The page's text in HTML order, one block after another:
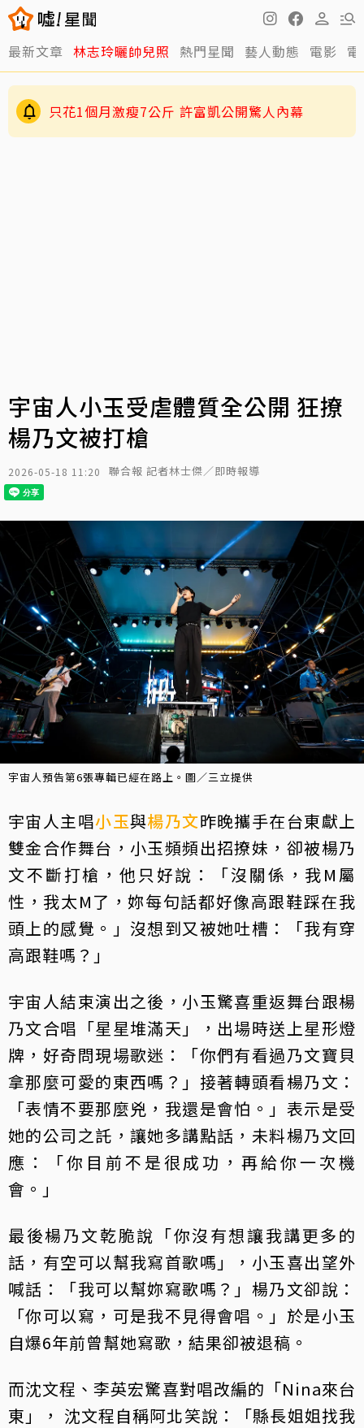
最新文章 林志玲曬帥兒照 熱門星聞 藝人動態 電影
只花1個月激瘦7公斤 許富凱公開驚人內幕
宇宙人小玉受虐體質全公開 狂撩
楊乃文被打槍
2026-05-18 11:20 聯合報 記者林士傑／即時報導
宇宙人預告第6張專輯已經在路上。圖／三立提供
宇宙人主唱小玉與楊乃文昨晚攜手在台東獻上
雙金合作舞台，小玉頻頻出招撩妹，卻被楊乃
文不斷打槍，他只好說：「沒關係，我M屬
性，我太M了，妳每句話都好像高跟鞋踩在我
頭上的感覺。」沒想到又被她吐槽：「我有穿
高跟鞋嗎？」
宇宙人結束演出之後，小玉驚喜重返舞台跟楊
乃文合唱「星星堆滿天」，出場時送上星形燈
牌，好奇問現場歌迷：「你們有看過乃文寶貝
拿那麼可愛的東西嗎？」接著轉頭看楊乃文：
「表情不要那麼兇，我還是會怕。」表示是受
她的公司之託，讓她多講點話，未料楊乃文回
應：「你目前不是很成功，再給你一次機
會。」
最後楊乃文乾脆說「你沒有想讓我講更多的
話，有空可以幫我寫首歌嗎」，小玉喜出望外
喊話：「我可以幫妳寫歌嗎？」楊乃文卻說：
「你可以寫，可是我不見得會唱。」於是小玉
自爆6年前曾幫她寫歌，結果卻被退稿。
而沈文程、李英宏驚喜對唱改編的「Nina來台
東」， 沈文程自稱阿北笑說：「縣長姐姐找我